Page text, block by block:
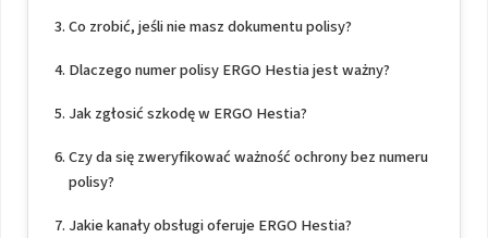
Co zrobić, jeśli nie masz dokumentu polisy?
Dlaczego numer polisy ERGO Hestia jest ważny?
Jak zgłosić szkodę w ERGO Hestia?
Czy da się zweryfikować ważność ochrony bez numeru
polisy?
Jakie kanały obsługi oferuje ERGO Hestia?